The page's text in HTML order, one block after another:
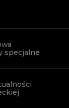
specjalne